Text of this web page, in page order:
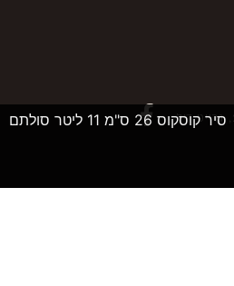
סיר קוסקוס 26 ס"מ 11 ליטר סולתם